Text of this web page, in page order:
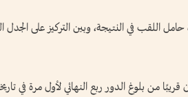
اللقب في النتيجة، وبين التركيز على الجدل
من بلوغ الدور ربع النهائي لأول مرة في